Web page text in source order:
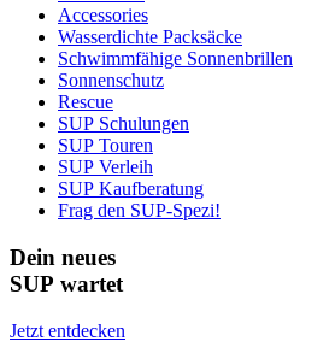
Accessories
Wasserdichte Packsäcke
Schwimmfähige Sonnenbrillen
Sonnenschutz
Rescue
SUP Schulungen
SUP Touren
SUP Verleih
SUP Kaufberatung
Frag den SUP-Spezi!
Dein neues
SUP wartet
Jetzt entdecken